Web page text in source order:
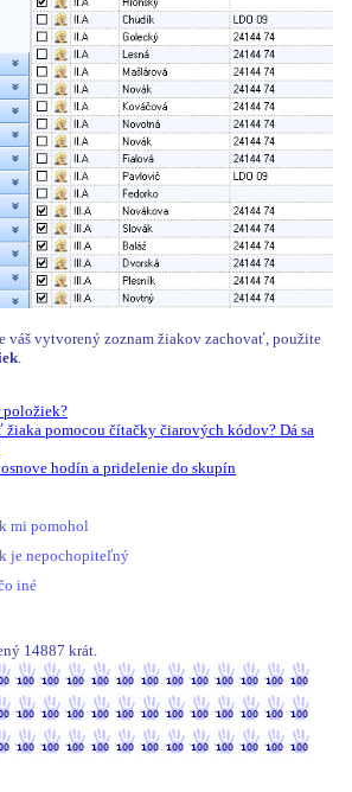
váš vytvorený zoznam žiakov zachovať, použite
pomocou čítačky čiarových kódov? Dá sa
hodín a pridelenie do skupín
mi pomohol
je nepochopiteľný
iné
14887 krát.